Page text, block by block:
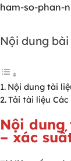
ham-so-phan-
Nội dung
Nội dung tài
Tải tài liệu
Nội
– xác